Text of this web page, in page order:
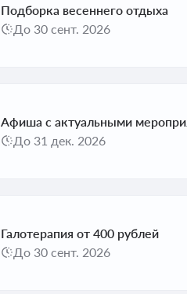
Подборка весеннего отдыха
До 30 сент. 2026
Афиша с актуальными
До 31 дек. 2026
Галотерапия от 400 рублей
До 30 сент. 2026